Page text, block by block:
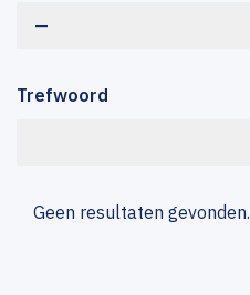
—
Trefwoord
Geen resultaten gevonden.